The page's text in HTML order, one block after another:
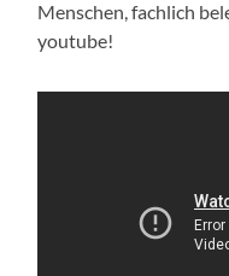
Menschen, fachlich
youtube!